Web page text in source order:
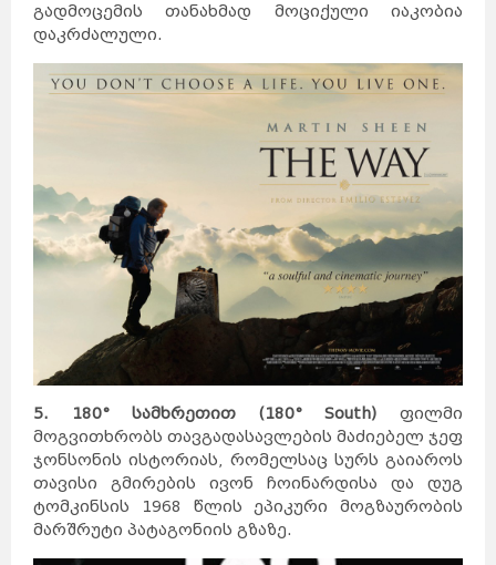
გადმოცემის თანახმად მოციქული იაკობია
დაკრძალული.
5. 180° სამხრეთით (180° South) ფილმი
მოგვითხრობს თავგადასავლების მაძიებელ ჯეფ
ჯონსონის ისტორიას, რომელსაც სურს გაიაროს
თავისი გმირების ივონ ჩოინარდისა და დუგ
ტომკინსის 1968 წლის ეპიკური მოგზაურობის
მარშრუტი პატაგონიის გზაზე.